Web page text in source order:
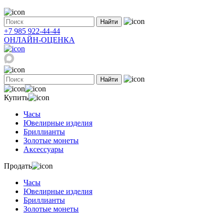
Найти
+7 985 922-44-44
ОНЛАЙН-ОЦЕНКА
Найти
Купить
Часы
Ювелирные изделия
Бриллианты
Золотые монеты
Аксессуары
Продать
Часы
Ювелирные изделия
Бриллианты
Золотые монеты